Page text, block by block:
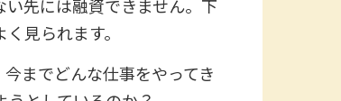
先には融資できません。下
見られます。
までどんな仕事をやってき